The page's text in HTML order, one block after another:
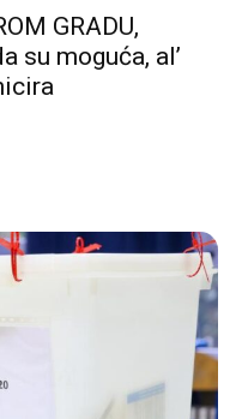
GRADU,
su moguća, al’